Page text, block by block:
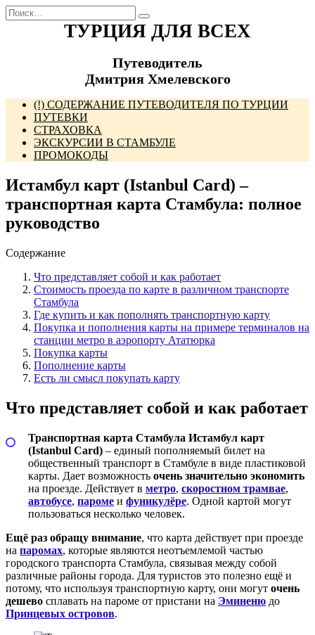
Перейти
к
Search
for:
ТУРЦИЯ ДЛЯ ВСЕХ
Путеводитель
Дмитрия Хмелевского
(!) СОДЕРЖАНИЕ ПУТЕВОДИТЕЛЯ ПО ТУРЦИИ
ПУТЕВКИ
СТРАХОВКА
ЭКСКУРСИИ В СТАМБУЛЕ
ПРОМОКОДЫ
Истамбул карт (Istanbul Card) –
транспортная карта Стамбула: полное
руководство
Содержание
Что представляет собой и как работает
Стоимость проезда по карте в различном транспорте
Стамбула
Где купить и как пополнять транспортную карту
Покупка и пополнения карты на примере терминалов на
станции метро в аэропорту Ататюрка
Покупка карты
Пополнение карты
Есть ли смысл покупать карту
Что представляет собой и как работает
Транспортная карта Стамбула Истамбул карт
(Istanbul Card) – единый пополняемый билет на
общественный транспорт в Стамбуле в виде пластиковой
карты. Дает возможность очень значительно экономить
на проезде. Действует в метро, скоростном трамвае,
автобусе, пароме и фуникулёре. Одной картой могут
пользоваться несколько человек.
Ещё раз обращу внимание, что карта действует при проезде
на паромах, которые являются неотъемлемой частью
городского транспорта Стамбула, связывая между собой
различные районы города. Для туристов это полезно ещё и
потому, что используя транспортную карту, они могут очень
дешево сплавать на пароме от пристани на Эминеню до
Принцевых островов.